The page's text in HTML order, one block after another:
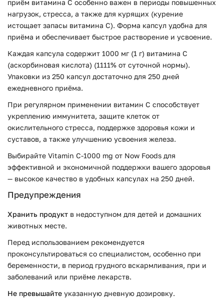
приём витамина C особенно важен в периоды повышенных
нагрузок, стресса, а также для курящих (курение
истощает запасы витамина C). Форма капсул удобна для
приёма и обеспечивает быстрое растворение и усвоение.
Каждая капсула содержит 1000 мг (1 г) витамина C
(аскорбиновая кислота) (1111% от суточной нормы).
Упаковки из 250 капсул достаточно для 250 дней
ежедневного приёма.
При регулярном применении витамин C способствует
укреплению иммунитета, защите клеток от
окислительного стресса, поддержке здоровья кожи и
суставов, а также улучшению усвоения железа.
Выбирайте Vitamin C-1000 mg от Now Foods для
эффективной и экономичной поддержки вашего здоровья
— высокое качество в удобных капсулах на 250 дней.
Предупреждения
Хранить продукт в недоступном для детей и домашних
животных месте.
Перед использованием рекомендуется
проконсультироваться со специалистом, особенно при
беременности, в период грудного вскармливания, при и
заболеваний или приёме лекарств.
Не превышайте указанную дневную дозировку.